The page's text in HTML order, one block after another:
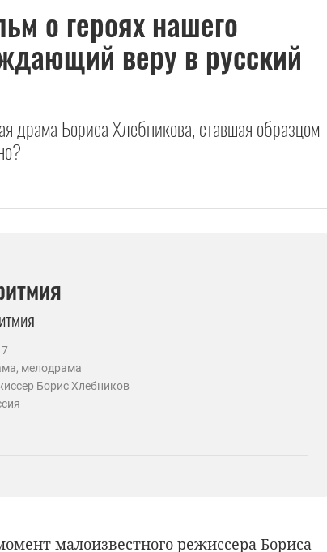
о героях нашего
веру в русский
драма Бориса Хлебникова, ставшая образцом
мелодрама
Борис Хлебников
малоизвестного режиссера Бориса